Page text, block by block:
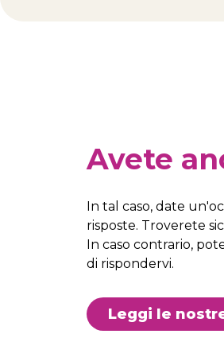
Avete
In tal caso, date
risposte. Troverete
In caso contrario,
di rispondervi.
Leggi le